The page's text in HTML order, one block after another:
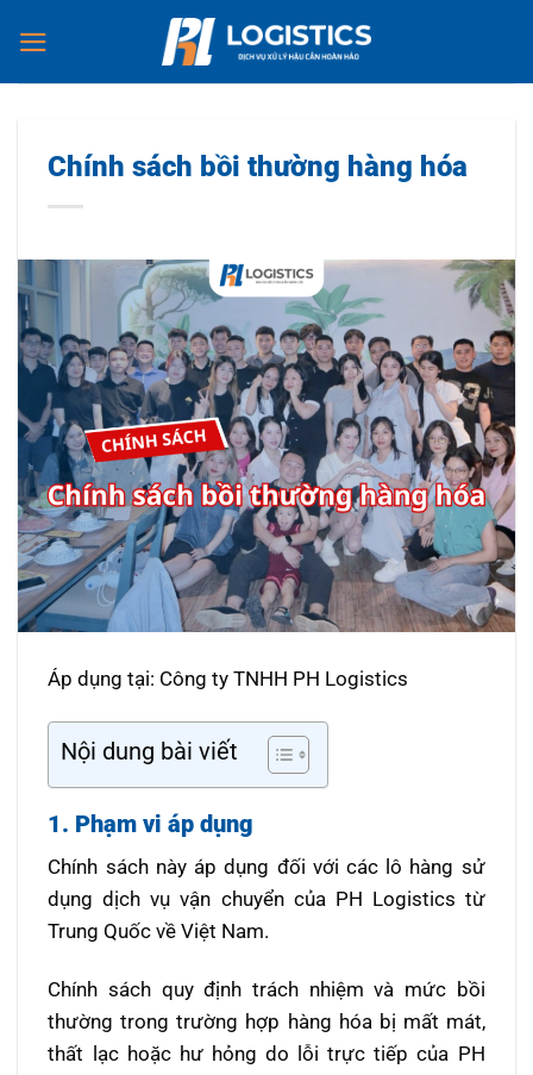
đến
nội
Chính sách bồi thường hàng hóa
Áp dụng tại: Công ty TNHH PH Logistics
Nội dung bài viết
1. Phạm vi áp dụng
Chính sách này áp dụng đối với các lô hàng sử
dụng dịch vụ vận chuyển của PH Logistics từ
Trung Quốc về Việt Nam.
Chính sách quy định trách nhiệm và mức bồi
thường trong trường hợp hàng hóa bị mất mát,
thất lạc hoặc hư hỏng do lỗi trực tiếp của PH